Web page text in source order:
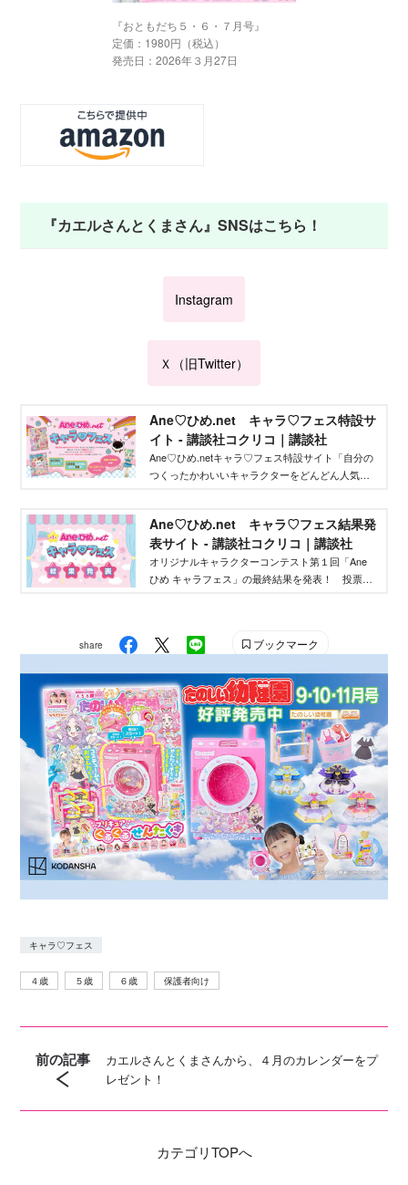
『おともだち５・６・７月号』
定価：1980円（税込）
発売日：2026年３月27日
『カエルさんとくまさん』SNSはこちら！
Instagram
Ｘ（旧Twitter）
Ane♡ひめ.net キャラ♡フェス特設サ
イト - 講談社コクリコ｜講談社
Ane♡ひめ.netキャラ♡フェス特設サイト「自分の
つくったかわいいキャラクターをどんどん人気者
作りたいクリエイターを応援するイベントです！
Ane♡ひめ.net キャラ♡フェス結果発
表サイト - 講談社コクリコ｜講談社
オリジナルキャラクターコンテスト第１回「Ane
ひめ キャラフェス」の最終結果を発表！ 投票結
share ブックマーク
キャラ♡フェス
４歳 ５歳 ６歳 保護者向け
前の記事
カエルさんとくまさんから、４月のカレンダーをプ
レゼント！
カテゴリTOPへ